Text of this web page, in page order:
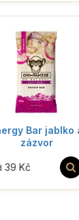
Bar jablko
zázvor
39 Kč